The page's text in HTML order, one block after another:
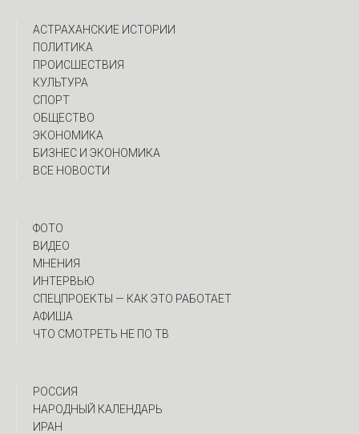
АСТРАХАНСКИЕ ИСТОРИИ
ПОЛИТИКА
ПРОИСШЕСТВИЯ
КУЛЬТУРА
СПОРТ
ОБЩЕСТВО
ЭКОНОМИКА
БИЗНЕС И ЭКОНОМИКА
ВСЕ НОВОСТИ
ФОТО
ВИДЕО
МНЕНИЯ
ИНТЕРВЬЮ
CПЕЦПРОЕКТЫ — КАК ЭТО РАБОТАЕТ
АФИША
ЧТО СМОТРЕТЬ НЕ ПО ТВ
РОССИЯ
НАРОДНЫЙ КАЛЕНДАРЬ
ИРАН